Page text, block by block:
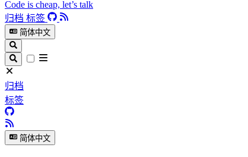
Code is cheap, let’s talk
归档 标签
简体中文
归档
标签
简体中文